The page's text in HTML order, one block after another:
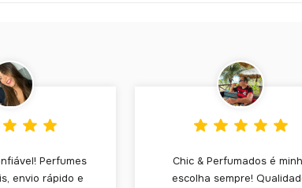
Perfumes
envio rápido e
Chic & Perfumados é
escolha sempre!